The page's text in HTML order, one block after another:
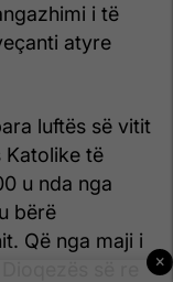
i të
atyre
luftës së vitit
Katolike të
u nda nga
bërë
Që nga maji i
×